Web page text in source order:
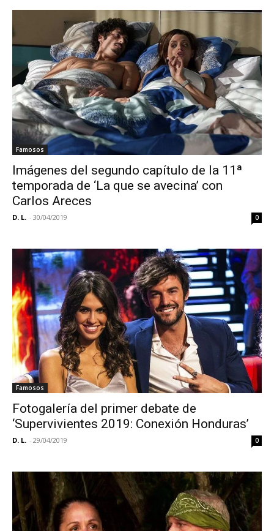
Famosos
Imágenes del segundo capítulo de la 11ª
temporada de ‘La que se avecina’ con
Carlos Areces
D. L. - 30/04/2019 0
Famosos
Fotogalería del primer debate de
‘Supervivientes 2019: Conexión Honduras’
D. L. - 29/04/2019 0